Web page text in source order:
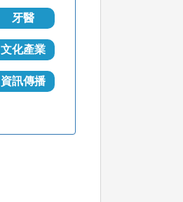
牙醫
文化產業
資訊傳播